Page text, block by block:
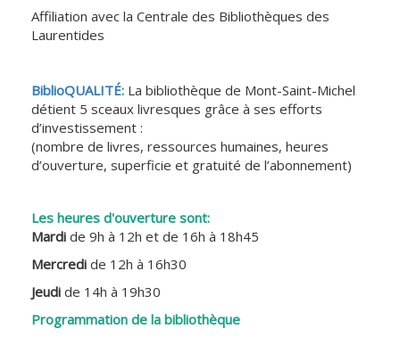
r
e
h
e
r
c
h
Affiliation avec la Centrale des Bibliothèques des
Laurentides
BiblioQUALITÉ: La bibliothèque de Mont-Saint-Michel
détient 5 sceaux livresques grâce à ses efforts
d’investissement :
(nombre de livres, ressources humaines, heures
d’ouverture, superficie et gratuité de l’abonnement)
Les heures d'ouverture sont:
Mardi de 9h à 12h et de 16h à 18h45
Mercredi de 12h à 16h30
Jeudi de 14h à 19h30
Programmation de la bibliothèque